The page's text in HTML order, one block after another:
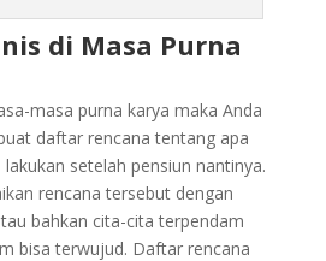
di Masa Purna
masa purna karya maka Anda
daftar rencana tentang apa
setelah pensiun nantinya.
rencana tersebut dengan
bahkan cita-cita terpendam
bisa terwujud. Daftar rencana